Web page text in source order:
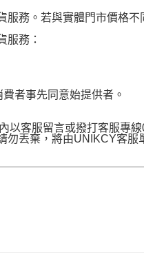
務。若與實體門市價格不
服務：
者事先同意始提供者。
客服留言或撥打客服專線
勿丟棄，將由UNIKCY客服